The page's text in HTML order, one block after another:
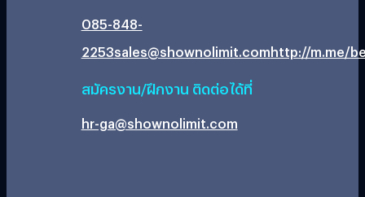
085-848-
2253sales@shownolimit.comhttp://m.me/
สมัครงาน/ฝึกงาน ติดต่อได้ที่
hr-ga@shownolimit.com